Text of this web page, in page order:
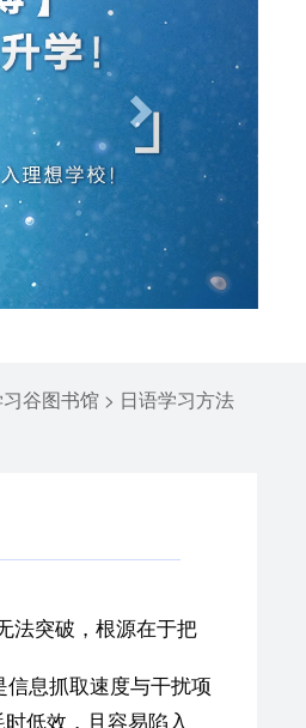
习谷图书馆> 日语学习方法
法突破，根源在于把
信息抓取速度与干扰项
低效，且容易陷入